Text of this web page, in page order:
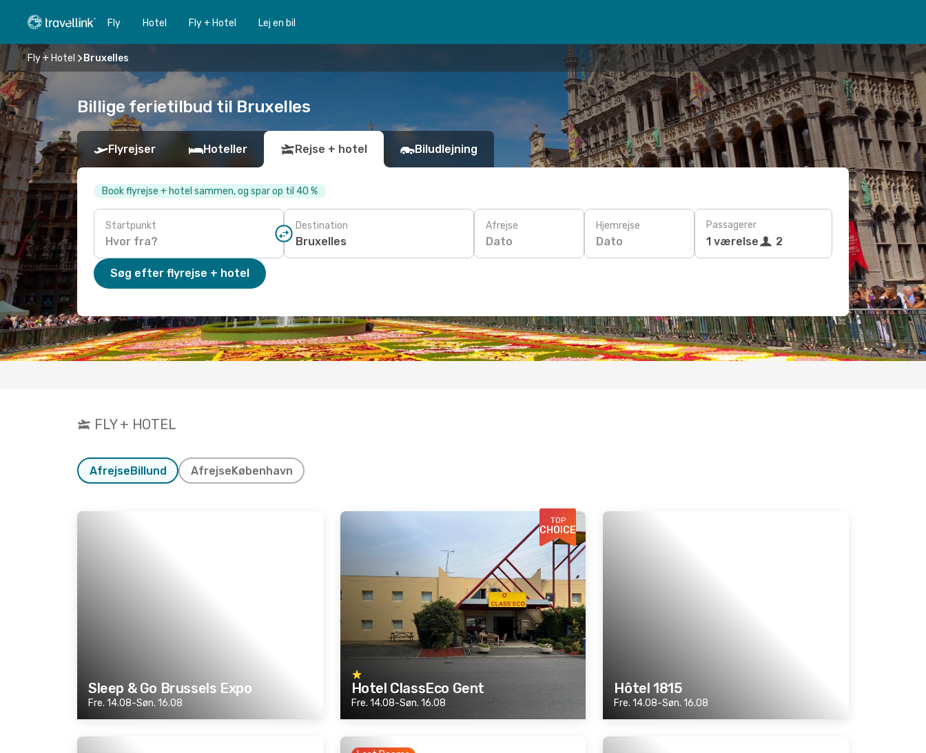
Fly Hotel Fly + Hotel Lej en bil
Fly + Hotel Bruxelles
Billige ferietilbud til Bruxelles
Flyrejser Hoteller Rejse + hotel Biludlejning
Book flyrejse + hotel sammen, og spar op til 40 %
Startpunkt Destination Afrejse
Dato
Hjemrejse
Dato
Passagerer
1 værelse 2
Søg efter flyrejse + hotel
FLY + HOTEL
AfrejseBillund AfrejseKøbenhavn
Sleep & Go Brussels Expo
Fre. 14.08-Søn. 16.08
TOP
CHOICE
Hotel ClassEco Gent
Fre. 14.08-Søn. 16.08
Hôtel 1815
Fre. 14.08-Søn. 16.08